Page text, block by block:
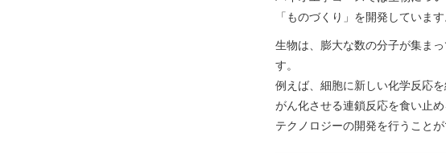
「ものづくり」を開発しています
生物は、膨大な数の分子が集ま
す。
例えば、細胞に新しい化学反応
がん化させる連鎖反応を食い止
テクノロジーの開発を行うことが